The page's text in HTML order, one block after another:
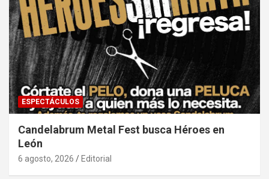
ESPECTÁCULOS
Candelabrum Metal Fest busca Héroes en
León
6 agosto, 2026 Editorial